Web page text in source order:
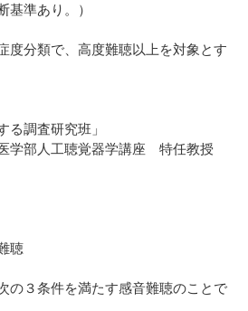
基準あり。）
度分類で、高度難聴以上を対象とす
る調査研究班」
学部人工聴覚器学講座 特任教授
聴
の３条件を満たす感音難聴のことで